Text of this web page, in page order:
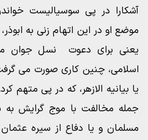
آشکارا در پی سوسیالیست
موضع او در این اتهام زنی به ابوذر،
یعنی برای دعوت نسل جوان
اسلامی، چنین کاری صورت می
یا بیانیه الازهر، که در پی متهم
جمله مخالفت با موج گرایش به
مسلمان و یا دفاع از سیره